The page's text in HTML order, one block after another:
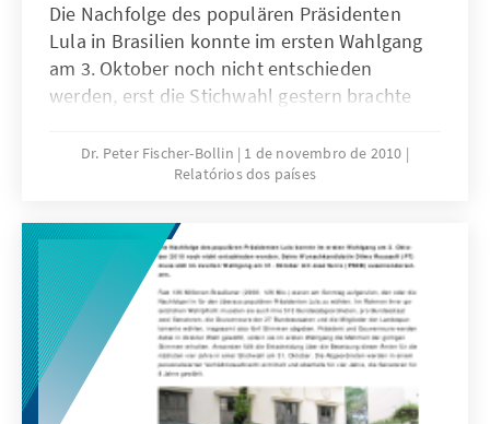
Die Nachfolge des populären Präsidenten
Lula in Brasilien konnte im ersten Wahlgang
am 3. Oktober noch nicht entschieden
werden, erst die Stichwahl gestern brachte
Rousseff (PT) konnte sich im zweiten
Wahlgang am 31. Oktober gegen José Serra
Frau an der Spitze des fünftgrößten Landes
der Erde.
Dr. Peter Fischer-Bollin
1 de novembro de 2010
Relatórios dos países